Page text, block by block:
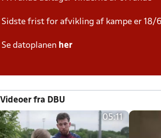
Sidste frist for afvikling af kampe er 18/
Se datoplanen her
Videoer fra DBU
05:11